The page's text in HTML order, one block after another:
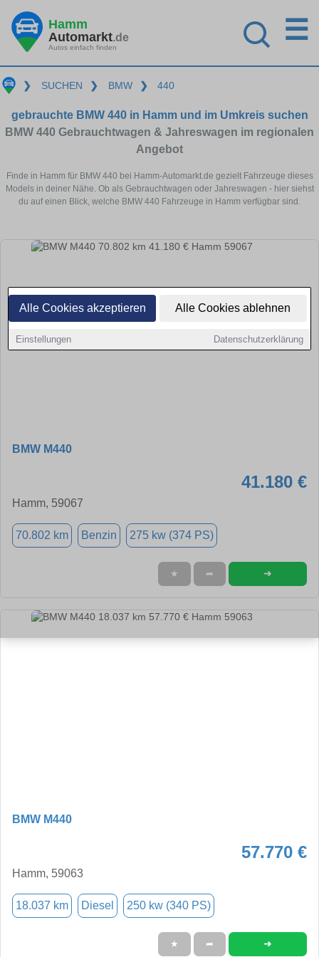
Alle Cookies akzeptieren Alle Cookies ablehnen
Einstellungen Datenschutzerklärung
Hamm
Automarkt.de
Autos einfach finden
☰
❯ SUCHEN ❯ BMW ❯ 440
gebrauchte BMW 440 in Hamm und im Umkreis suchen
BMW 440 Gebrauchtwagen & Jahreswagen im regionalen
Angebot
Finde in Hamm für BMW 440 bei Hamm-Automarkt.de gezielt Fahrzeuge dieses
Models in deiner Nähe. Ob als Gebrauchtwagen oder Jahreswagen - hier siehst
du auf einen Blick, welche BMW 440 Fahrzeuge in Hamm verfügbar sind.
BMW M440
41.180 €
Hamm, 59067
70.802 km Benzin 275 kw (374 PS)
★ ➦ ➜
BMW M440
57.770 €
Hamm, 59063
18.037 km Diesel 250 kw (340 PS)
★ ➦ ➜